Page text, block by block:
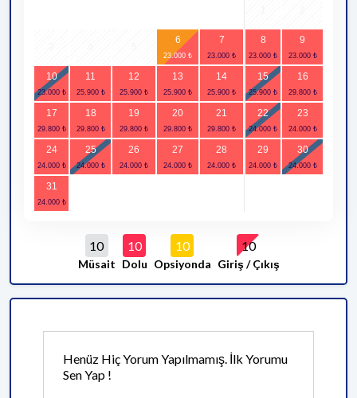
6 7 8 9
10 11 12 13 14 15 16
17 18 19 20 21 22 23
24 25 26 27 28 29 30
31
10
Müsait
10
Dolu
10
Opsiyonda
10
Giriş / Çıkış
Henüz Hiç Yorum Yapılmamış. İlk Yorumu
Sen Yap !